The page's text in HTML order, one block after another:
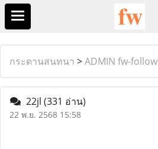
กระดานสนทนา >ADMIN fw-follow
22jl (331 อ่าน)
22 พ.ย. 2568 15:58